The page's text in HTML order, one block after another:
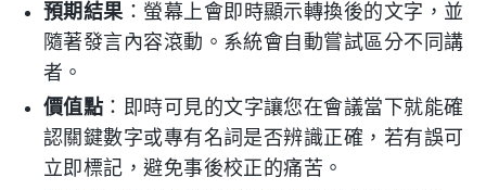
預期結果：螢幕上會即時顯示轉換後的文字，並
隨著發言內容滾動。系統會自動嘗試區分不同講
者。
價值點 ：即時可見的文字讓您在會議當下就能確
認關鍵數字或專有名詞是否辨識正確，若有誤可
立即標記，避免事後校正的痛苦。